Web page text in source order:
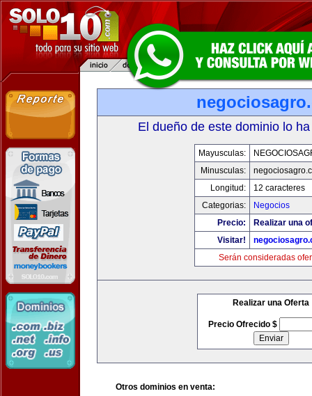
El dueño de este dominio lo
Mayusculas:
Minusculas:
Longitud:
12 caracteres
Categorias:
Negocios
Precio:
Realizar una
Visitar!
Serán consideradas
Realizar una Oferta
Precio Ofrecido $
Otros dominios en venta: